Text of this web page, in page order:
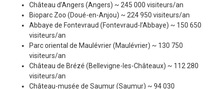
Château d’Angers (Angers) ~ 245 000 visiteurs/an
Bioparc Zoo (Doué-en-Anjou) ~ 224 950 visiteurs/an
Abbaye de Fontevraud (Fontevraud-l’Abbaye) ~ 150 650
visiteurs/an
Parc oriental de Maulévrier (Maulévrier) ~ 130 750
visiteurs/an
Château de Brézé (Bellevigne-les-Châteaux) ~ 112 280
visiteurs/an
Château-musée de Saumur (Saumur) ~ 94 030